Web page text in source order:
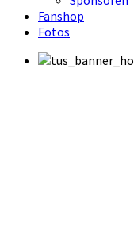
Fanshop
Fotos